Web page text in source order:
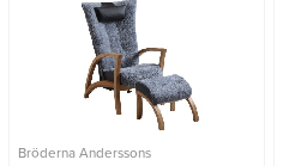
Bröderna Anderssons